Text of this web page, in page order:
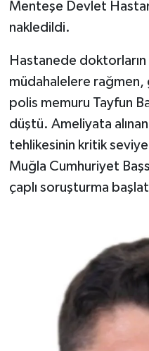
Menteşe Devlet
nakledildi.
Hastanede doktorların
müdahalelere rağmen,
polis memuru Tayfun
düştü. Ameliyata
tehlikesinin kritik
Muğla Cumhuriyet
çaplı soruşturma